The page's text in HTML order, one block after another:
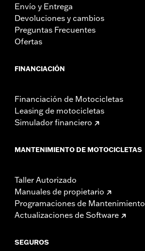
Envío y Entrega
Devoluciones y cambios
Preguntas Frecuentes
Ofertas
FINANCIACIÓN
Financiación de Motocicletas
Leasing de motocicletas
Simulador financiero
MANTENIMIENTO DE MOTOCICLETAS
Taller Autorizado
Manuales de propietario
Programaciones de Mantenimiento
Actualizaciones de Software
SEGUROS